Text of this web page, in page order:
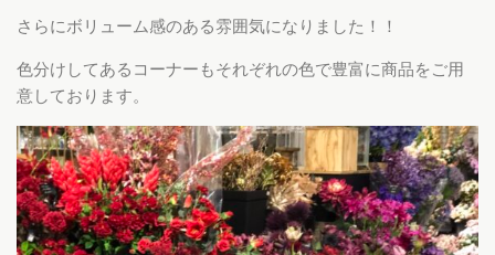
さらにボリューム感のある雰囲気になりました！！
色分けしてあるコーナーもそれぞれの色で豊富に商品をご用
意しております。